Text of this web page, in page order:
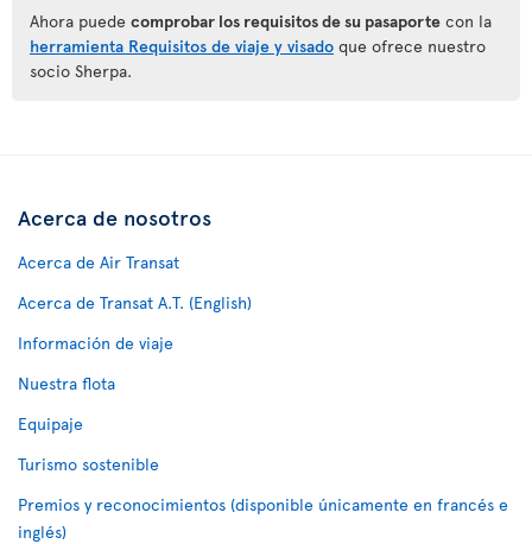
Ahora puede comprobar los requisitos de su pasaporte con la
herramienta Requisitos de viaje y visado que ofrece nuestro
socio Sherpa.
Acerca de nosotros
Acerca de Air Transat
Acerca de Transat A.T. (English)
Información de viaje
Nuestra flota
Equipaje
Turismo sostenible
Premios y reconocimientos (disponible únicamente en francés e
inglés)